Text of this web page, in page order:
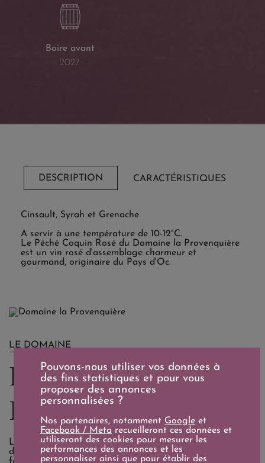
Boire avant
2027
DESCRIPTION CARACTÉRISTIQUES
Cinsault, Syrah et Grenache
A servir à une température de 10-12°C.
Le Péché Coquin Rosé du Domaine la Provenquière
est un vin rosé d'assemblage charmeur et
gourmand, originaire du Pays d'Oc.
LE DOMAINE
Domaine la
Provenquière
Le Domaine la Provenquière, niché au cœur du Pays d'Oc
dans la région du Languedoc, est une exploitation
familiale depuis plusieurs générations.
Pouvons-nous utiliser vos données à
des fins statistiques et pour vous
proposer des annonces
personnalisées ?
Nos partenaires, notamment Google et
Facebook / Meta recueilleront ces données et
utiliseront des cookies pour mesurer les
performances des annonces et les
personnaliser ainsi que pour établir des